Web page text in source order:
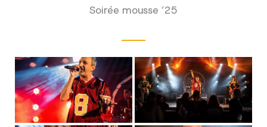
Soirée mousse ’25